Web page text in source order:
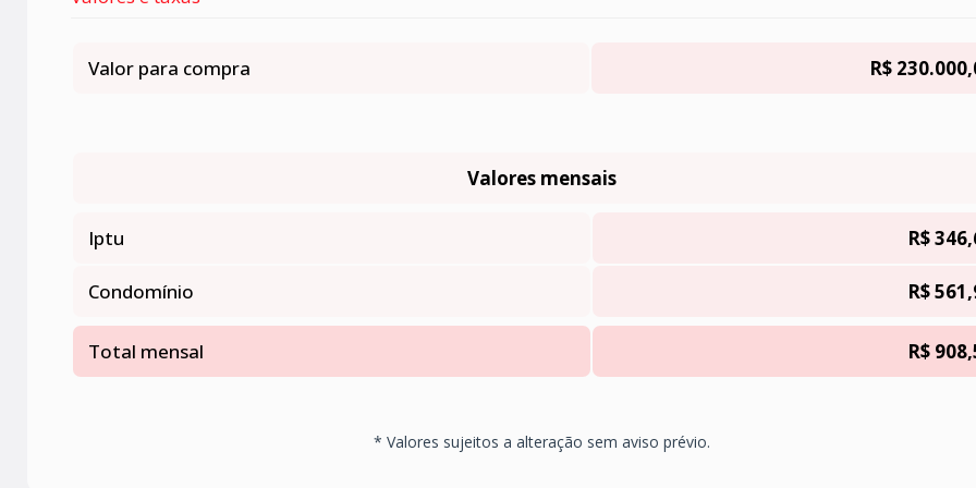
Valor para compra R$
Valores mensais
Iptu R$
Condomínio R$
Total mensal R$
* Valores sujeitos a alteração sem aviso prévio.